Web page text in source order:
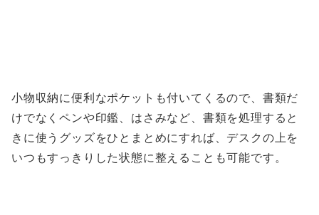
小物収納に便利なポケットも付いてくるので、書類だ
けでなくペンや印鑑、はさみなど、書類を処理すると
きに使うグッズをひとまとめにすれば、デスクの上を
いつもすっきりした状態に整えることも可能です。